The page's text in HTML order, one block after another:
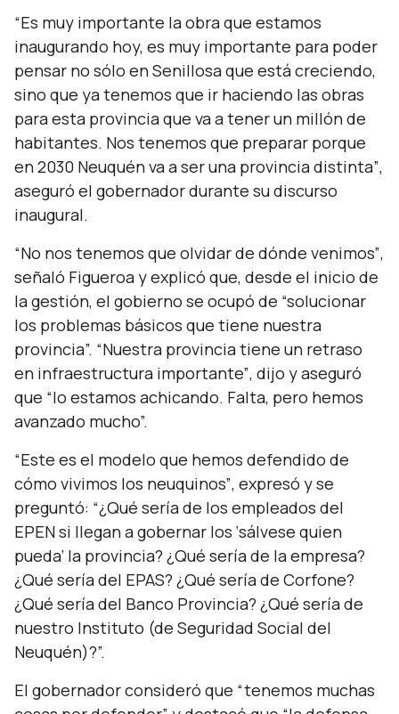
“Es muy importante la obra que estamos
inaugurando hoy, es muy importante para poder
pensar no sólo en Senillosa que está creciendo,
sino que ya tenemos que ir haciendo las obras
para esta provincia que va a tener un millón de
habitantes. Nos tenemos que preparar porque
en 2030 Neuquén va a ser una provincia distinta”,
aseguró el gobernador durante su discurso
inaugural.
“No nos tenemos que olvidar de dónde venimos”,
señaló Figueroa y explicó que, desde el inicio de
la gestión, el gobierno se ocupó de “solucionar
los problemas básicos que tiene nuestra
provincia”. “Nuestra provincia tiene un retraso
en infraestructura importante”, dijo y aseguró
que “lo estamos achicando. Falta, pero hemos
avanzado mucho”.
“Este es el modelo que hemos defendido de
cómo vivimos los neuquinos”, expresó y se
preguntó: “¿Qué sería de los empleados del
EPEN si llegan a gobernar los ‘sálvese quien
pueda’ la provincia? ¿Qué sería de la empresa?
¿Qué sería del EPAS? ¿Qué sería de Corfone?
¿Qué sería del Banco Provincia? ¿Qué sería de
nuestro Instituto (de Seguridad Social del
Neuquén)?”.
El gobernador consideró que “tenemos muchas